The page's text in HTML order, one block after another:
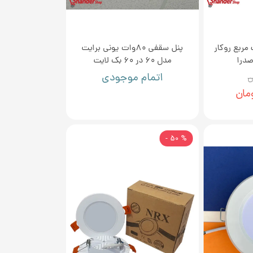
دی 25 وات مربع روکار
پنل سقفی 80وات یونی برایت
مدل 60 در 60 بک لایت
اتمام موجودی
% 50 -